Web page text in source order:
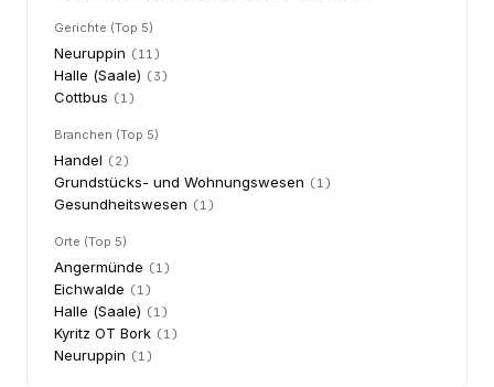
Gerichte (Top 5)
Neuruppin (11)
Halle (Saale) (3)
Cottbus (1)
Branchen (Top 5)
Handel (2)
Grundstücks- und Wohnungswesen (1)
Gesundheitswesen (1)
Orte (Top 5)
Angermünde (1)
Eichwalde (1)
Halle (Saale) (1)
Kyritz OT Bork (1)
Neuruppin (1)